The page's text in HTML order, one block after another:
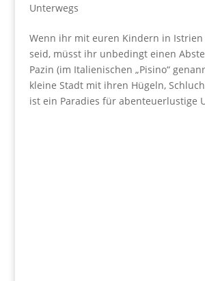
Unterwegs
Wenn ihr mit euren Kindern in Istrien
seid, müsst ihr unbedingt einen
Pazin (im Italienischen „Pisino“
kleine Stadt mit ihren Hügeln,
ist ein Paradies für abenteuerlustige